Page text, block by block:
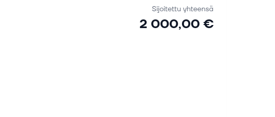
Sijoitettu yhteensä
2 000,00 €